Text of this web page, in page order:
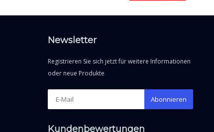
Newsletter
Registrieren Sie sich jetzt für weitere Informationen
oder neue Produkte
Abonnieren
Kundenbewertungen